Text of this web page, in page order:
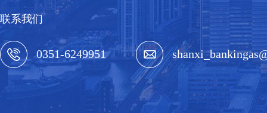
联系我们
0351-6249951